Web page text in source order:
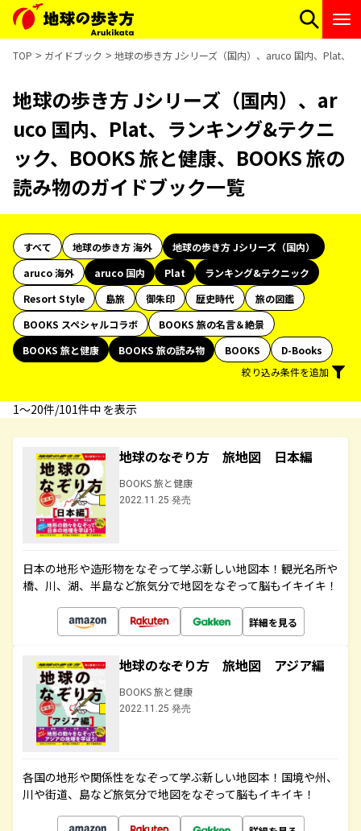
TOP ガイドブック 地球の歩き方 Jシリーズ（国内）、aruco 国内、Plat、
地球の歩き方 Jシリーズ（国内）、ar
uco 国内、Plat、ランキング&テクニ
ック、BOOKS 旅と健康、BOOKS 旅の
読み物のガイドブック一覧
すべて 地球の歩き方 海外
地球の歩き方 Jシリーズ（国内）
aruco 海外
aruco 国内 Plat
ランキング&テクニック
Resort Style
島旅 御朱印 歴史時代
旅の図鑑
BOOKS スペシャルコラボ
BOOKS 旅の名言＆絶景
BOOKS 旅と健康
BOOKS 旅の読み物 BOOKS
D-Books
絞り込み条件を追加
1〜20件/101件中 を表示
地球のなぞり方 旅地図 日本編
BOOKS 旅と健康
2022.11.25 発売
日本の地形や造形物をなぞって学ぶ新しい地図本！観光名所や
橋、川、湖、半島など旅気分で地図をなぞって脳もイキイキ！
詳細を見る
地球のなぞり方 旅地図 アジア編
BOOKS 旅と健康
2022.11.25 発売
各国の地形や関係性をなぞって学ぶ新しい地図本！国境や州、
川や街道、島など旅気分で地図をなぞって脳もイキイキ！